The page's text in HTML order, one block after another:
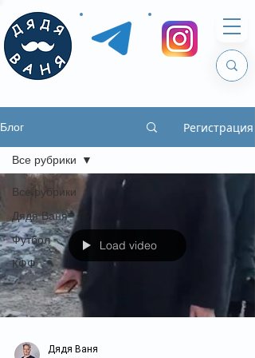
Блог Регистрация
Все рубрики
Дядя Ваня
Футбол
КФФ
Все рубрики
Load video
Дядя Ваня